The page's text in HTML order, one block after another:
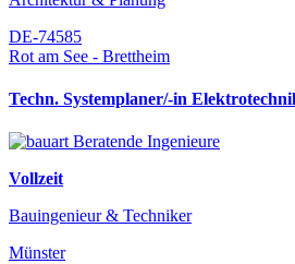
DE-74585
Rot am See - Brettheim
Techn. Systemplaner/-in
Vollzeit
Bauingenieur & Techniker
Münster